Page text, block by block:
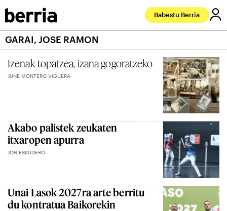
Babestu Berria
GARAI, JOSE RAMON
Izenak topatzea, izana gogoratzeko
JUNE MONTERO VIGUERA
Akabo palistek zeukaten
itxaropen apurra
JON ESKUDERO
Unai Lasok 2027ra arte berritu
du kontratua Baikorekin